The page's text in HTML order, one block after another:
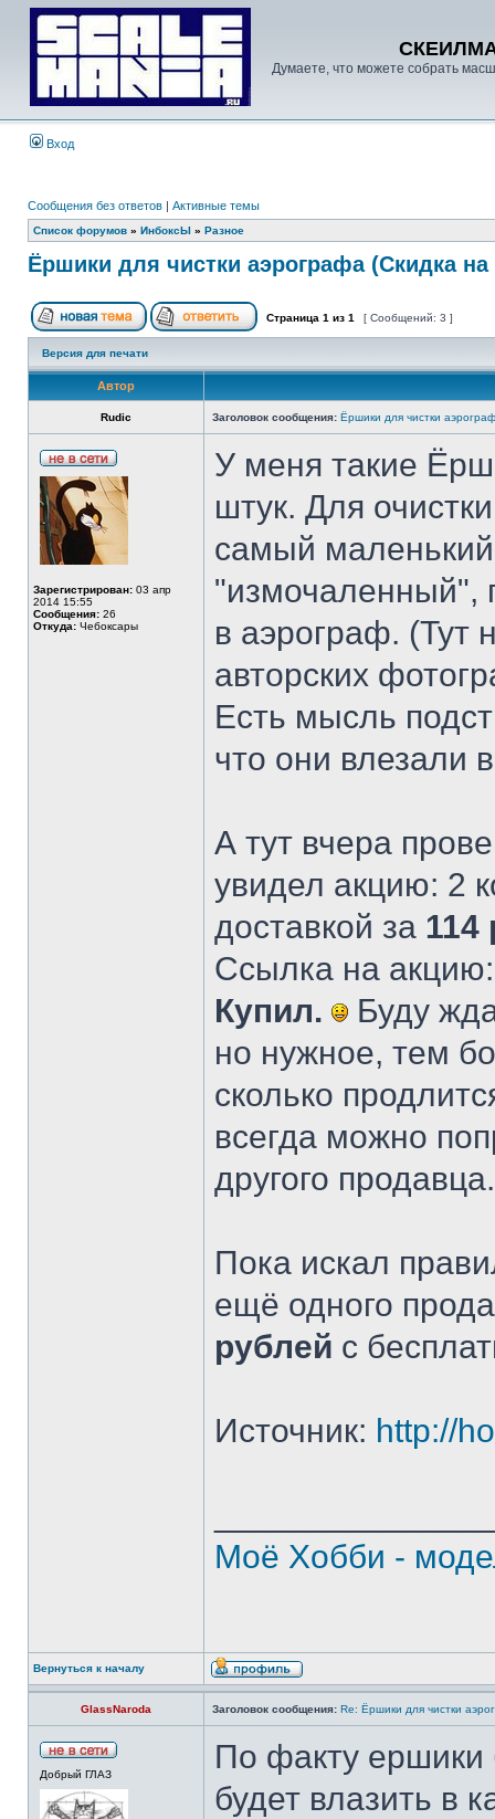
Думаете, что можете собрать
Вход
Сообщения без ответов | Активные темы
Список форумов » ИнбоксЫ » Разное
Ёршики для чистки аэрографа (Скидка
Страница 1 из 1 [ Сообщений: 3 ]
Версия для печати
Автор
Rudic Заголовок сообщения: Ёршики для чистки
Зарегистрирован: 03 апр
2014 15:55
Сообщения: 26
Откуда: Чебоксары
У меня такие
штук. Для
самый
"измочаленный",
в аэрограф. (Тут
авторских
Есть мысль
что они влезали
А тут вчера
увидел акцию: 2
доставкой за 114
Ссылка на
Купил.
Буду
но нужное, тем
сколько
всегда можно
другого продавца.
Пока искал
ещё одного
рублей с
Источник: http://
Моё Хобби -
Вернуться к началу
GlassNaroda Заголовок сообщения: Re: Ёршики для чистки
Добрый ГЛАЗ
По факту ершики
будет влазить в